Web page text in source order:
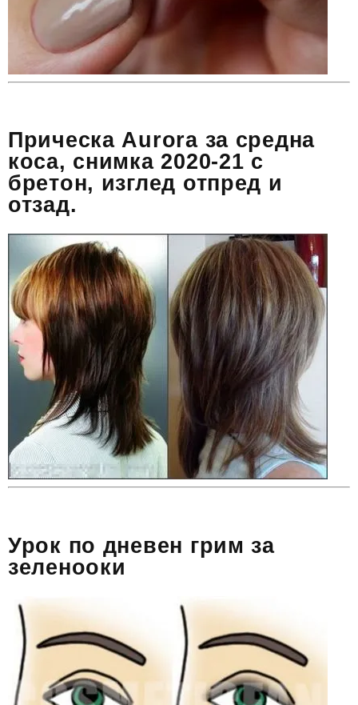
Прическа Aurora за средна
коса, снимка 2020-21 с
бретон, изглед отпред и
отзад.
Урок по дневен грим за
зеленооки